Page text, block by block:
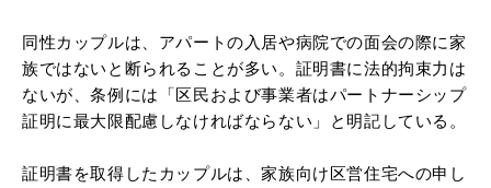
同性カップルは、アパートの入居や病院での面会の際に家
族ではないと断られることが多い。証明書に法的拘束力は
ないが、条例には「区民および事業者はパートナーシップ
証明に最大限配慮しなければならない」と明記している。
証明書を取得したカップルは、家族向け区営住宅への申し